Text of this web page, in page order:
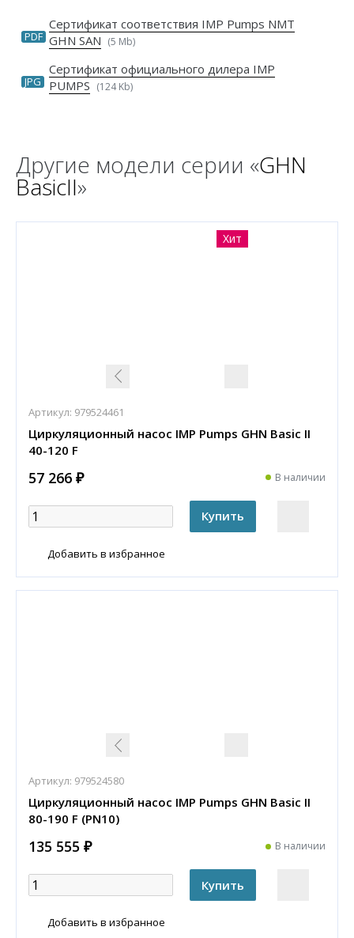
PDF
Сертификат соответствия IMP Pumps NMT
GHN SAN (5 Mb)
JPG
Сертификат официального дилера IMP
PUMPS (124 Kb)
Другие модели серии «GHN
BasicII»
Хит
Артикул: 979524461
Циркуляционный насос IMP Pumps GHN Basic II
40-120 F
57 266 ₽ В наличии
Добавить в избранное
Артикул: 979524580
Циркуляционный насос IMP Pumps GHN Basic II
80-190 F (PN10)
135 555 ₽ В наличии
Добавить в избранное